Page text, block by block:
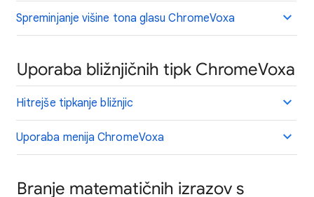
Spreminjanje višine tona glasu ChromeVoxa
Uporaba bližnjičnih tipk ChromeVoxa
Hitrejše tipkanje bližnjic
Uporaba menija ChromeVoxa
Branje matematičnih izrazov s